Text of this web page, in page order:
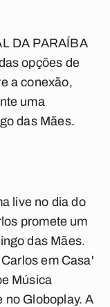
DA PARAÍBA
opções de
a conexão,
uma
das Mães.
live no dia do
promete um
das Mães.
em Casa'
Música
no Globoplay. A